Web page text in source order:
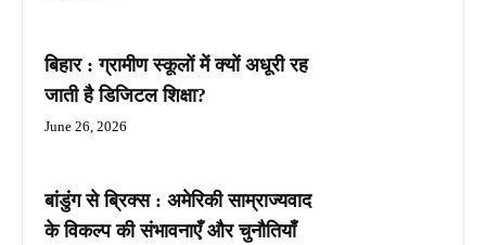
बिहार : ग्रामीण स्कूलों में क्यों अधूरी रह
जाती है डिजिटल शिक्षा?
June 26, 2026
बांडुंग से ब्रिक्स : अमेरिकी साम्राज्यवाद
के विकल्प की संभावनाएँ और चुनौतियाँ